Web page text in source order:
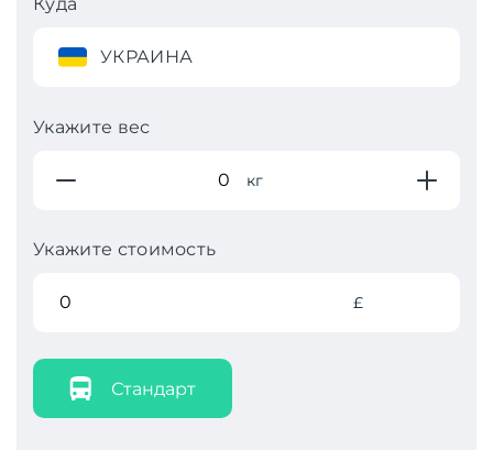
УКРАИНА
Укажите вес
кг
Укажите стоимость
£
Стандарт